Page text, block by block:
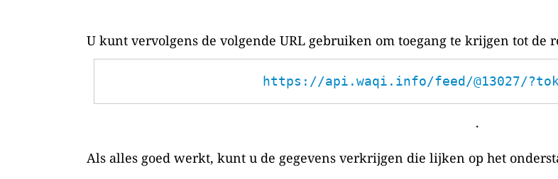
U kunt vervolgens de volgende URL gebruiken om toegang te krijgen tot de
https://api.waqi.info/feed/@13027/
.
Als alles goed werkt, kunt u de gegevens verkrijgen die lijken op het